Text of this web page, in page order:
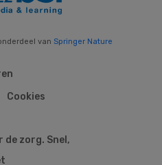
van Springer Nature
Cookies
de zorg. Snel,